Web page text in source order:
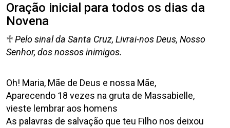
Oração inicial para todos os dias da
Novena
♰Pelo sinal da Santa Cruz, Livrai-nos Deus, Nosso
Senhor, dos nossos inimigos.
Oh! Maria, Mãe de Deus e nossa Mãe,
Aparecendo 18 vezes na gruta de Massabielle,
vieste lembrar aos homens
As palavras de salvação que teu Filho nos deixou